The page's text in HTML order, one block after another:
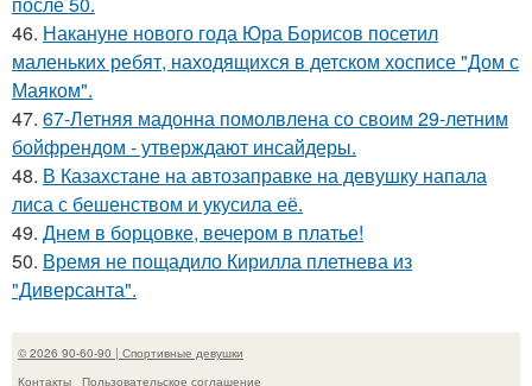
46. Накануне нового года Юра Борисов посетил
маленьких ребят, находящихся в детском хосписе "Дом с
Маяком".
47. 67-Летняя мадонна помолвлена со своим 29-летним
бойфрендом - утверждают инсайдеры.
48. В Казахстане на автозаправке на девушку напала
лиса с бешенством и укусила её.
49. Днем в борцовке, вечером в платье!
50. Время не пощадило Кирилла плетнева из
"Диверсанта".
© 2026 90-60-90 | Спортивные девушки
Контакты
Пользовательское соглашение